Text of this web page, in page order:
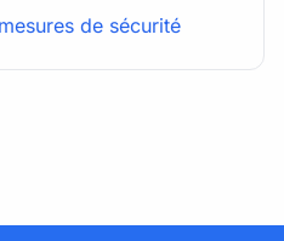
de sécurité